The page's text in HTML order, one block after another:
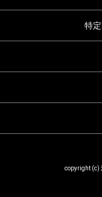
特
copyright (c)